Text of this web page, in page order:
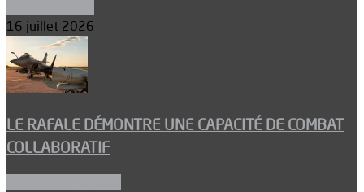
16 juillet 2026
LE RAFALE DÉMONTRE UNE CAPACITÉ DE COMBAT
COLLABORATIF